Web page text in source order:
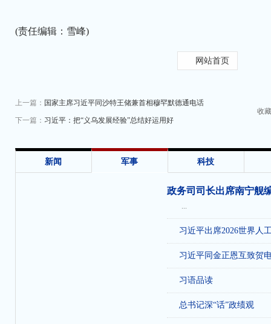
(责任编辑：雪峰)
网站首页
上一篇： 国家主席习近平同沙特王储兼首相穆罕默德通电话
下一篇： 习近平：把“义乌发展经验”总结好运用好
收
新闻 军事 科技
政务司司长出席南宁舰
习近平出席2026世界人
习近平同金正恩互致贺
习语品读
总书记深“话”政绩观